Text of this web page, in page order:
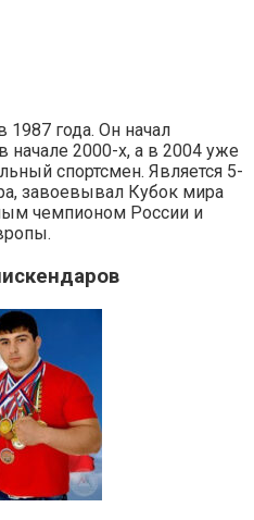
1987 года. Он начал
начале 2000-х, а в 2004 уже
спортсмен. Является 5-
завоевывал Кубок мира
чемпионом России и